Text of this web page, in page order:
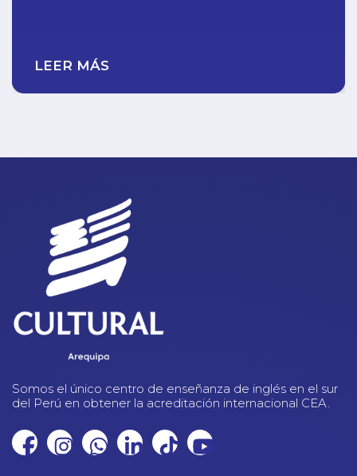
LEER MÁS
Somos el único centro de enseñanza de inglés en el sur
del Perú en obtener la acreditación internacional CEA.